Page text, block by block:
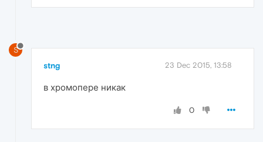
S
stng 23 Dec 2015, 13:58
в хромопере никак
0